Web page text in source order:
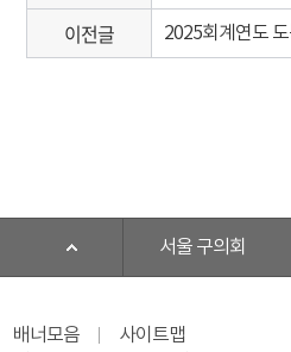
이전글 2025회계연도
서울 구의회
배너모음
사이트맵